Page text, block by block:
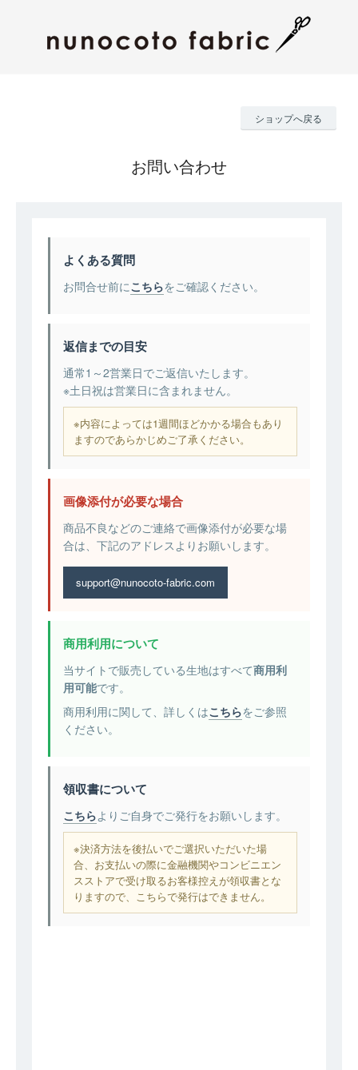
ショップへ戻る
お問い合わせ
よくある質問
お問合せ前にこちらをご確認ください。
返信までの目安
通常1～2営業日でご返信いたします。
※土日祝は営業日に含まれません。
※内容によっては1週間ほどかかる場合もあり
ますのであらかじめご了承ください。
画像添付が必要な場合
商品不良などのご連絡で画像添付が必要な場
合は、下記のアドレスよりお願いします。
support@nunocoto-fabric.com
商用利用について
当サイトで販売している生地はすべて商用利
用可能です。
商用利用に関して、詳しくはこちらをご参照
ください。
領収書について
こちらよりご自身でご発行をお願いします。
※決済方法を後払いでご選択いただいた場
合、お支払いの際に金融機関やコンビニエン
スストアで受け取るお客様控えが領収書とな
りますので、こちらで発行はできません。